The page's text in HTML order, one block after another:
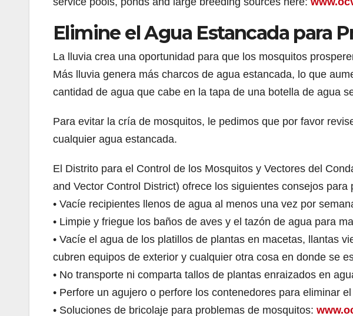
Elimine el Agua Estancada para
La lluvia crea una oportunidad para que los mosquitos
Más lluvia genera más charcos de agua estancada, lo que
cantidad de agua que cabe en la tapa de una botella de agua
Para evitar la cría de mosquitos, le pedimos que por favor
cualquier agua estancada.
El Distrito para el Control de los Mosquitos y Vectores del
and Vector Control District) ofrece los siguientes consejos
• Vacíe recipientes llenos de agua al menos una vez por
• Limpie y friegue los baños de aves y el tazón de agua para
• Vacíe el agua de los platillos de plantas en macetas, llantas
cubren equipos de exterior y cualquier otra cosa en donde se
• No transporte ni comparta tallos de plantas enraizados en
• Perfore un agujero o perfore los contenedores para eliminar
• Soluciones de bricolaje para problemas de mosquitos: